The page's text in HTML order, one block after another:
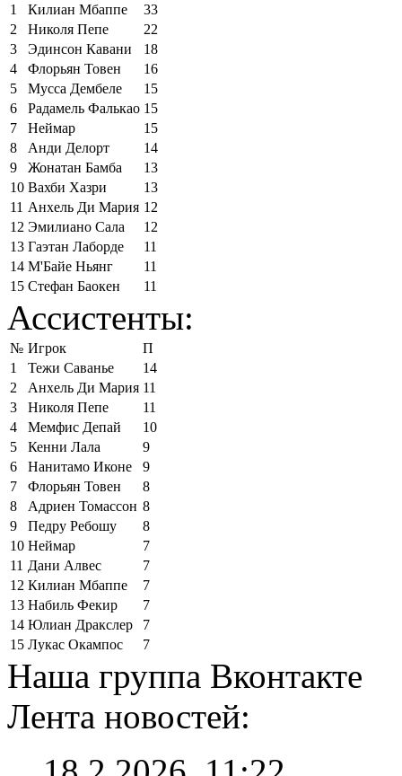
1
Килиан Мбаппе
33
2
Николя Пепе
22
3
Эдинсон Кавани
18
4
Флорьян Товен
16
5
Мусса Дембеле
15
6
Радамель Фалькао 15
7
Неймар
15
8
Анди Делорт
14
9
Жонатан Бамба
13
10 Вахби Хазри
13
11 Анхель Ди Мария 12
12 Эмилиано Сала
12
13 Гаэтан Лаборде
11
14 М'Байе Ньянг
11
15 Стефан Баокен 11
Ассистенты:
№ Игрок
П
1
Тежи Саванье
14
2
Анхель Ди Мария 11
3
Николя Пепе
11
4
Мемфис Депай
10
5
Кенни Лала
9
6
Нанитамо Иконе
9
7
Флорьян Товен
8
8
Адриен Томассон 8
9
Педру Ребошу
8
10 Неймар
7
11 Дани Алвес
7
12 Килиан Мбаппе
7
13 Набиль Фекир
7
14 Юлиан Дракслер
7
15 Лукас Окампос 7
Наша группа Вконтакте
Лента новостей: